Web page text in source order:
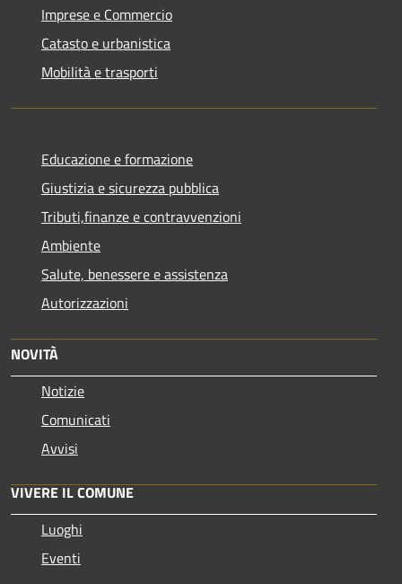
Imprese e Commercio
Catasto e urbanistica
Mobilità e trasporti
Educazione e formazione
Giustizia e sicurezza pubblica
Tributi,finanze e contravvenzioni
Ambiente
Salute, benessere e assistenza
Autorizzazioni
NOVITÀ
Notizie
Comunicati
Avvisi
VIVERE IL COMUNE
Luoghi
Eventi